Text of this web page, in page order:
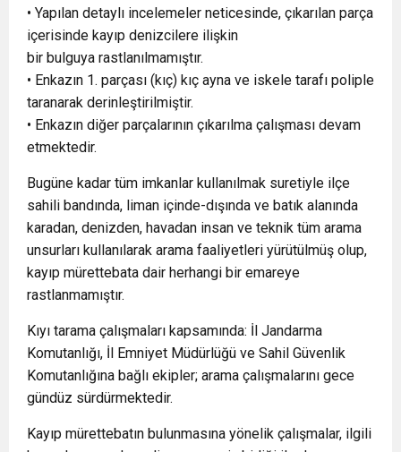
• Yapılan detaylı incelemeler neticesinde, çıkarılan parça
içerisinde kayıp denizcilere ilişkin
bir bulguya rastlanılmamıştır.
• Enkazın 1. parçası (kıç) kıç ayna ve iskele tarafı poliple
taranarak derinleştirilmiştir.
• Enkazın diğer parçalarının çıkarılma çalışması devam
etmektedir.
Bugüne kadar tüm imkanlar kullanılmak suretiyle ilçe
sahili bandında, liman içinde-dışında ve batık alanında
karadan, denizden, havadan insan ve teknik tüm arama
unsurları kullanılarak arama faaliyetleri yürütülmüş olup,
kayıp mürettebata dair herhangi bir emareye
rastlanmamıştır.
Kıyı tarama çalışmaları kapsamında: İl Jandarma
Komutanlığı, İl Emniyet Müdürlüğü ve Sahil Güvenlik
Komutanlığına bağlı ekipler; arama çalışmalarını gece
gündüz sürdürmektedir.
Kayıp mürettebatın bulunmasına yönelik çalışmalar, ilgili